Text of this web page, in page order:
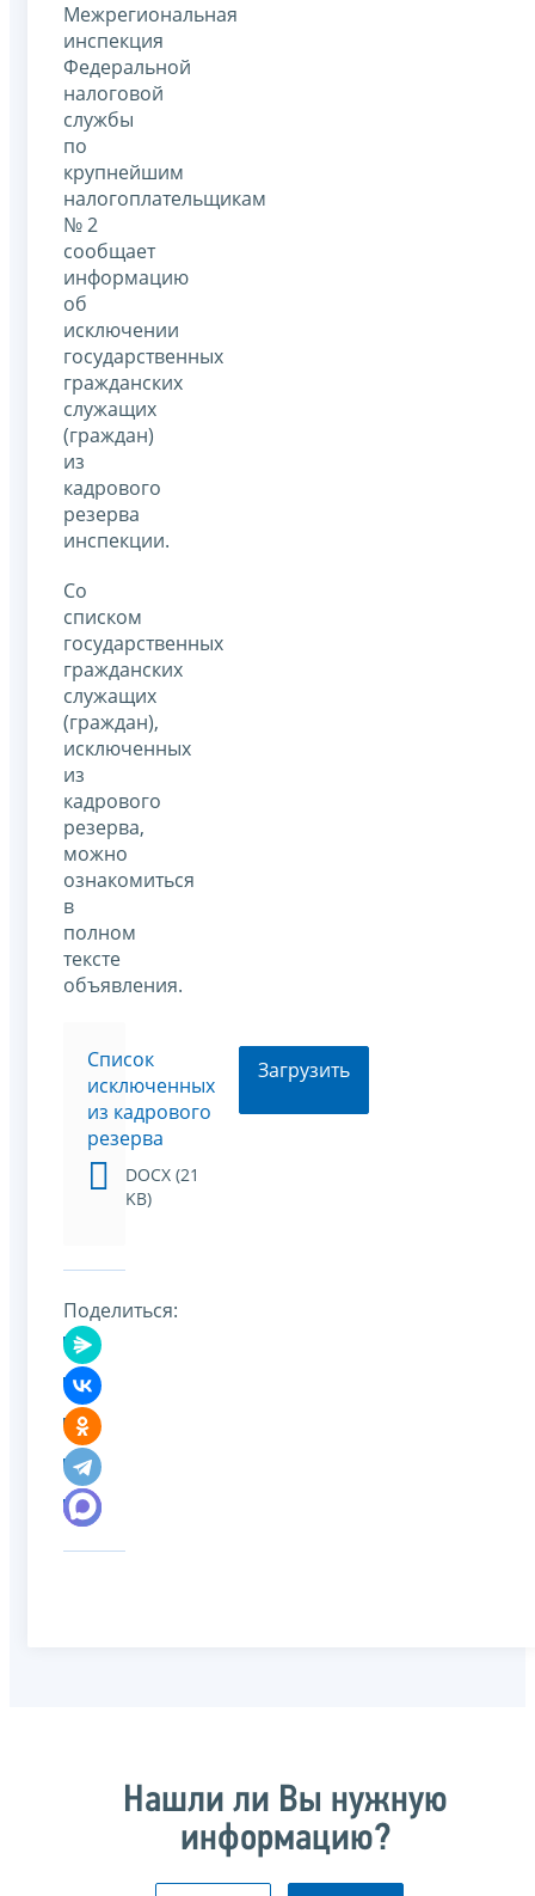
Межрегиональная
инспекция
Федеральной
налоговой
службы
по
крупнейшим
налогоплательщикам
№ 2
сообщает
информацию
об
исключении
государственных
гражданских
служащих
(граждан)
из
кадрового
резерва
инспекции.
Со
списком
государственных
гражданских
служащих
(граждан),
исключенных
из
кадрового
резерва,
можно
ознакомиться
в
полном
тексте
объявления.
Список
исключенных
из кадрового
резерва
DOCX (21
KB)
Загрузить
Поделиться:
Нашли ли Вы нужную
информацию?